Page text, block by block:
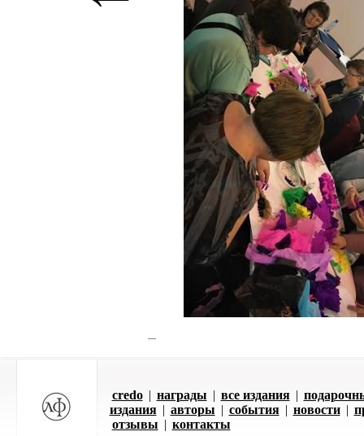
credo | награды | все издания |
издания | авторы | события | новости |
отзывы | контакты